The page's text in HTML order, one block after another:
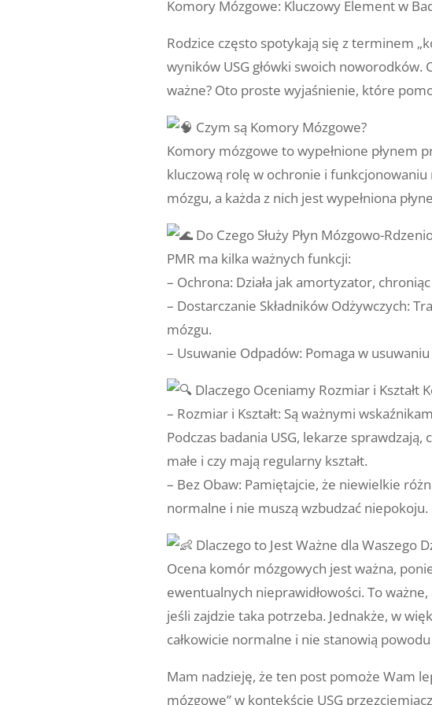
Komory Mózgowe: Kluczowy Element w
Rodzice często spotykają się z terminem
wyników USG główki swoich noworodków.
ważne? Oto proste wyjaśnienie, które
Czym są Komory Mózgowe?
Komory mózgowe to wypełnione płynem
kluczową rolę w ochronie i funkcjonowaniu
mózgu, a każda z nich jest wypełniona
Do Czego Służy Płyn Mózgowo-
PMR ma kilka ważnych funkcji:
– Ochrona: Działa jak amortyzator,
– Dostarczanie Składników Odżywczych:
mózgu.
– Usuwanie Odpadów: Pomaga w
Dlaczego Oceniamy Rozmiar i Kształt
– Rozmiar i Kształt: Są ważnymi
Podczas badania USG, lekarze
małe i czy mają regularny kształt.
– Bez Obaw: Pamiętajcie, że niewielkie
normalne i nie muszą wzbudzać niepokoju.
Dlaczego to Jest Ważne dla Waszego
Ocena komór mózgowych jest ważna,
ewentualnych nieprawidłowości. To
jeśli zajdzie taka potrzeba. Jednakże, w
całkowicie normalne i nie stanowią
Mam nadzieję, że ten post pomoże Wam
mózgowe” w kontekście USG